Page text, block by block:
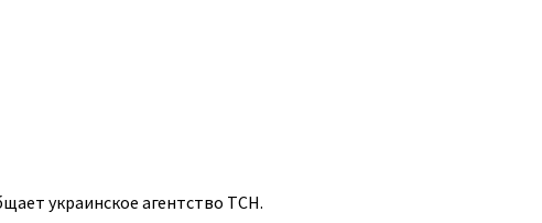
украинское агентство ТСН.